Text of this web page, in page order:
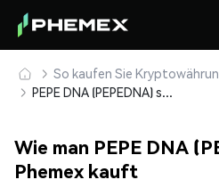
So kaufen Sie
PEPE DNA (PEPEDNA) sicher kaufen und speichern
Wie man PEPE DNA
Phemex kauft